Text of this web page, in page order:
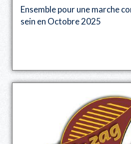
Ensemble pour une marche
sein en Octobre 2025